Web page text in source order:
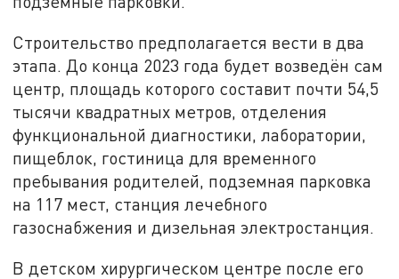
Строительство предполагается вести в два
этапа. До конца 2023 года будет возведён сам
центр, площадь которого составит почти 54,5
тысячи квадратных метров, отделения
функциональной диагностики, лаборатории,
пищеблок, гостиница для временного
пребывания родителей, подземная парковка
на 117 мест, станция лечебного
газоснабжения и дизельная электростанция.
В детском хирургическом центре после его